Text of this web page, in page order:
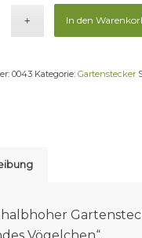
In den
0043 Kategorie: Gartenstecker
halbhoher